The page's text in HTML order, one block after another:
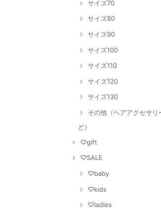
サイズ70
サイズ80
サイズ90
サイズ100
サイズ110
サイズ120
サイズ130
その他（ヘアアクセサリ
ど）
♡gift
♡SALE
♡baby
♡kids
♡ladies